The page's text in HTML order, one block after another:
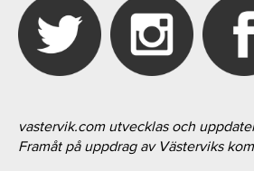
vastervik.com utvecklas och
Framåt på uppdrag av Västerviks